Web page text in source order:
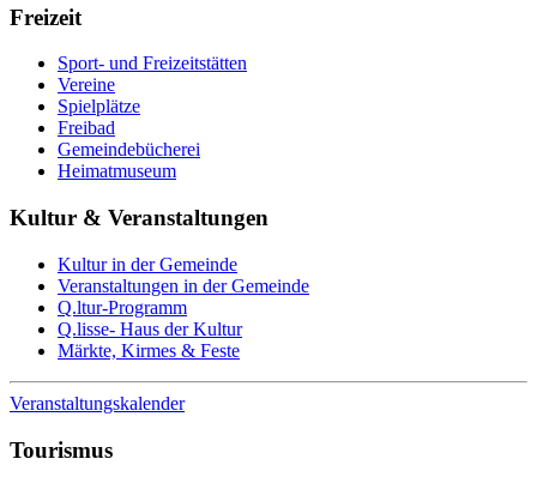
Freizeit
Sport- und Freizeitstätten
Vereine
Spielplätze
Freibad
Gemeindebücherei
Heimatmuseum
Kultur & Veranstaltungen
Kultur in der Gemeinde
Veranstaltungen in der Gemeinde
Q.ltur-Programm
Q.lisse- Haus der Kultur
Märkte, Kirmes & Feste
Veranstaltungskalender
Tourismus